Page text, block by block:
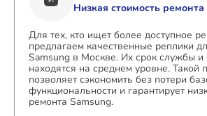
Низкая стоимость ремонта
Для тех, кто ищет более доступное
предлагаем качественные реплики
Samsung в Москве. Их срок службы и
находятся на среднем уровне. Такой
позволяет сэкономить без потери
функциональности и гарантирует
ремонта Samsung.